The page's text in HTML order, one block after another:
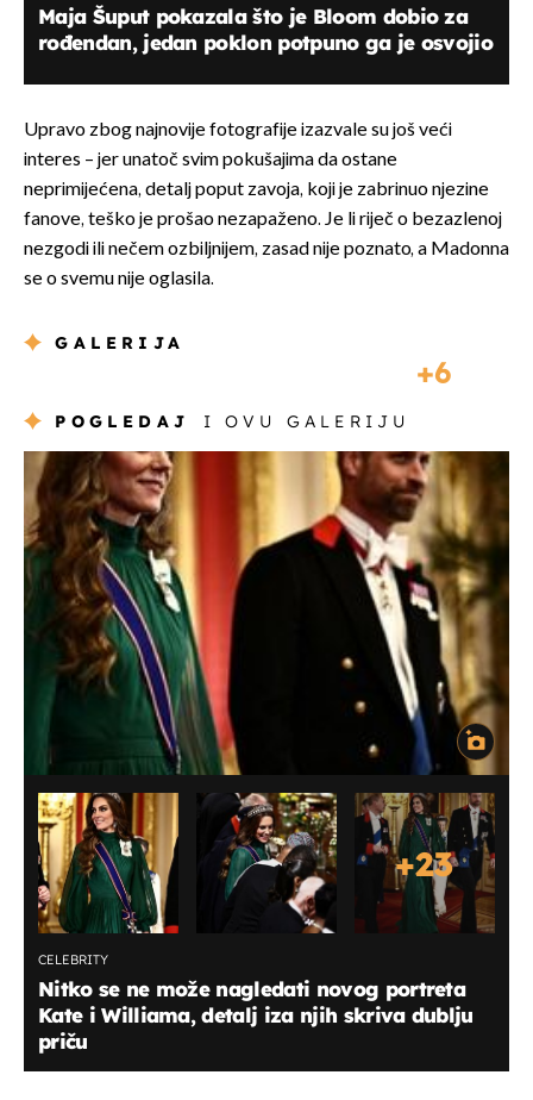
Maja Šuput pokazala što je Bloom dobio za
rođendan, jedan poklon potpuno ga je osvojio
Upravo zbog najnovije fotografije izazvale su još veći
interes – jer unatoč svim pokušajima da ostane
neprimijećena, detalj poput zavoja, koji je zabrinuo njezine
fanove, teško je prošao nezapaženo. Je li riječ o bezazlenoj
nezgodi ili nečem ozbiljnijem, zasad nije poznato, a Madonna
se o svemu nije oglasila.
GALERIJA
6
POGLEDAJ I OVU GALERIJU
+23
CELEBRITY
Nitko se ne može nagledati novog portreta
Kate i Williama, detalj iza njih skriva dublju
priču